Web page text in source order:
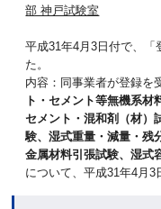
部 神戸試験室
平成31年4月3日付で、「
た。
内容：同事業者が登録を
ト・セメント等無機系材
セメント・混和剤（材）
験、湿式重量・減量・残
金属材料引張試験、湿式
について、平成31年4月3